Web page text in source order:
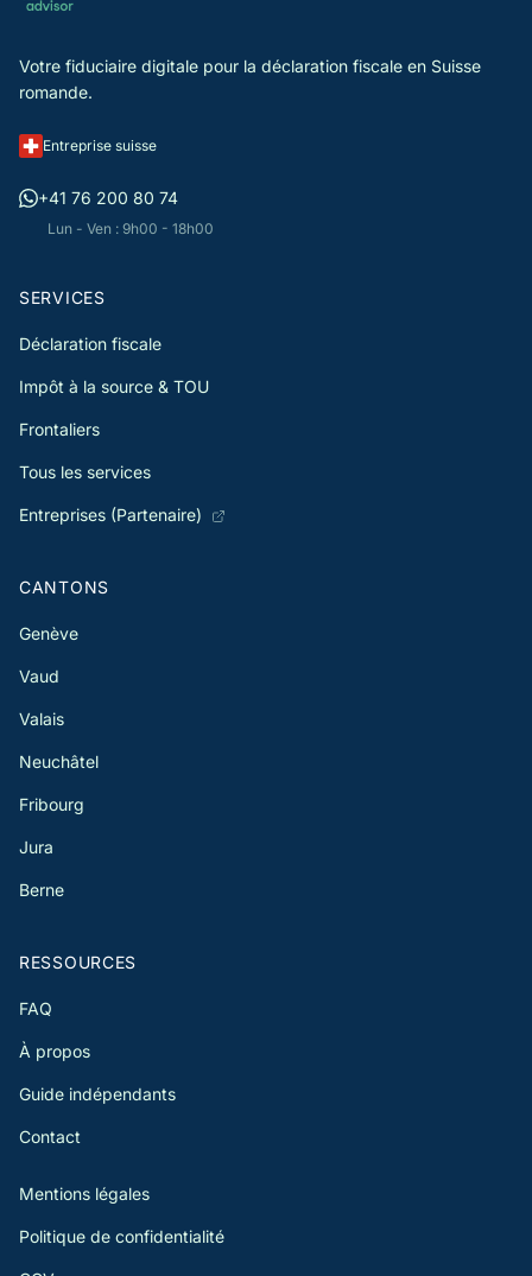
Votre fiduciaire digitale pour la déclaration fiscale en Suisse
romande.
Entreprise suisse
+41 76 200 80 74
Lun - Ven : 9h00 - 18h00
SERVICES
Déclaration fiscale
Impôt à la source & TOU
Frontaliers
Tous les services
Entreprises (Partenaire)
CANTONS
Genève
Vaud
Valais
Neuchâtel
Fribourg
Jura
Berne
RESSOURCES
FAQ
À propos
Guide indépendants
Contact
Mentions légales
Politique de confidentialité